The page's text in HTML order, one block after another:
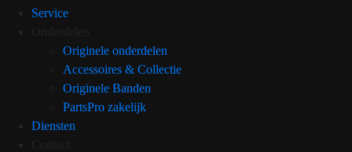
Service
Onderdelen
Originele onderdelen
Accessoires & Collectie
Originele Banden
PartsPro zakelijk
Diensten
Contact